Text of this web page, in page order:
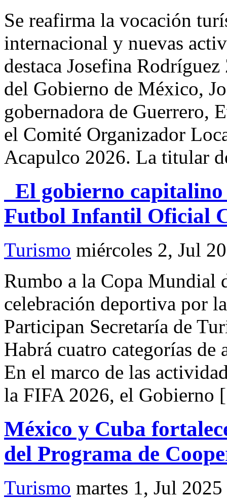
Se reafirma la vocación
internacional y nuevas
destaca Josefina
del Gobierno de México,
gobernadora de Guerrero,
el Comité Organizador
Acapulco 2026. La titular
El gobierno capitalino
Futbol Infantil Oficial
Turismo miércoles 2, Jul
Rumbo a la Copa Mundial
celebración deportiva por
Participan Secretaría de
Habrá cuatro categorías de
En el marco de las
la FIFA 2026, el
México y Cuba
del Programa de
Turismo martes 1, Jul 2025